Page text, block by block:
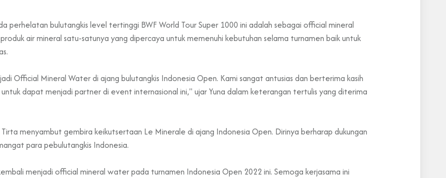
perhelatan bulutangkis level tertinggi BWF World Tour Super 1000 ini adalah sebagai official mineral
air mineral satu-satunya yang dipercaya untuk memenuhi kebutuhan selama turnamen baik untuk
Official Mineral Water di ajang bulutangkis Indonesia Open. Kami sangat antusias dan berterima kasih
dapat menjadi partner di event internasional ini," ujar Yuna dalam keterangan tertulis yang diterima
menyambut gembira keikutsertaan Le Minerale di ajang Indonesia Open. Dirinya berharap dukungan
para pebulutangkis Indonesia.
menjadi official mineral water pada turnamen Indonesia Open 2022 ini. Semoga kerjasama ini